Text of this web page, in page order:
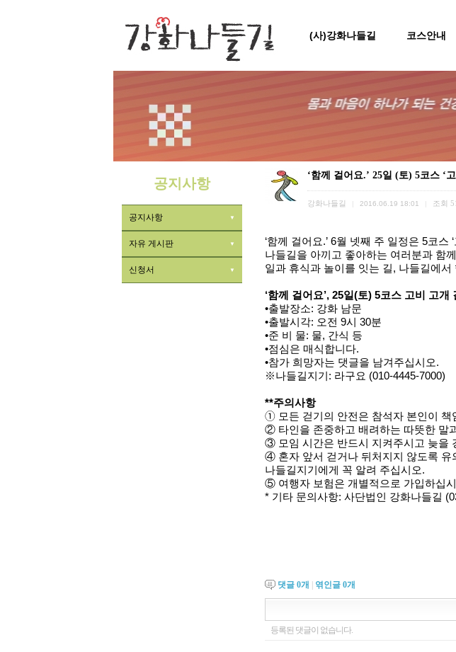
(사)강화나들길 코스안내
공지사항
공지사항
자유 게시판
신청서
‘함께 걸어요.’ 25일 (토) 5코스 ‘
강화나들길 2016.06.19 18:01 조회
‘함께 걸어요.’ 6월 넷째 주 일정은 5코스
나들길을 아끼고 좋아하는 여러분과 함
일과 휴식과 놀이를 잇는 길, 나들길에서
‘함께 걸어요’, 25일(토) 5코스 고비 고개
•출발장소: 강화 남문
•출발시각: 오전 9시 30분
•준 비 물: 물, 간식 등
•점심은 매식합니다.
•참가 희망자는 댓글을 남겨주십시오.
※나들길지기: 라구요 (010-4445-7000)
**주의사항
➀ 모든 걷기의 안전은 참석자 본인이 책
② 타인을 존중하고 배려하는 따뜻한 말
③ 모임 시간은 반드시 지켜주시고 늦을
④ 혼자 앞서 걷거나 뒤처지지 않도록 유
나들길지기에게 꼭 알려 주십시오.
⑤ 여행자 보험은 개별적으로 가입하십
* 기타 문의사항: 사단법인 강화나들길
댓글 0개 엮인글 0개